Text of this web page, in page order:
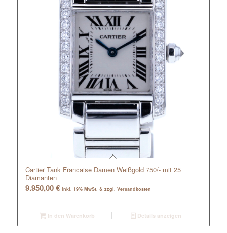
Cartier Tank Francaise Damen Weißgold 750/- mit 25
Diamanten
9.950,00€ inkl. 19% MwSt. & zzgl. Versandkosten
In den Warenkorb Details anzeigen